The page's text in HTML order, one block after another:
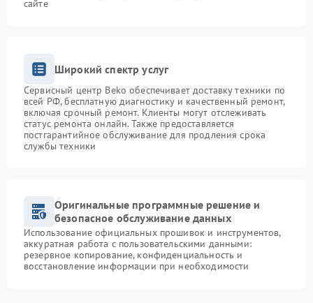
сайте
Широкий спектр услуг
Сервисный центр Beko обеспечивает доставку техники по
всей РФ, бесплатную диагностику и качественный ремонт,
включая срочный ремонт. Клиенты могут отслеживать
статус ремонта онлайн. Также предоставляется
постгарантийное обслуживание для продления срока
службы техники
Оригинальные программные решение и
безопасное обслуживание данных
Использование официальных прошивок и инструментов,
аккуратная работа с пользовательскими данными:
резервное копирование, конфиденциальность и
восстановление информации при необходимости